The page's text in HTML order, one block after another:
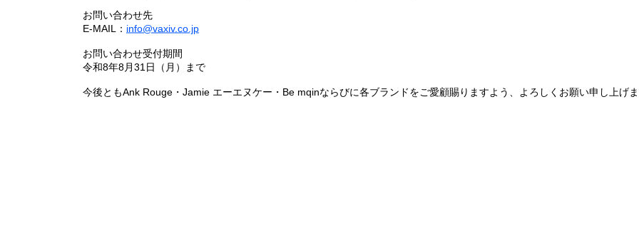
お問い合わせ先
E-MAIL： info@vaxiv.co.jp
お問い合わせ受付期間
令和8年8月31日（月）まで
今後ともAnk Rouge・Jamie エーエヌケー・Be mqinならびに各ブランドをご愛顧賜りますよう、よろしくお願い申し上げま